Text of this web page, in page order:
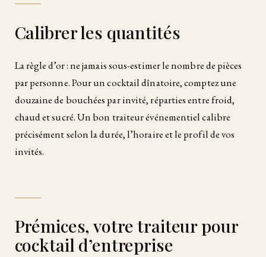
Calibrer les quantités
La règle d’or : ne jamais sous-estimer le nombre de pièces
par personne. Pour un cocktail dînatoire, comptez une
douzaine de bouchées par invité, réparties entre froid,
chaud et sucré. Un bon traiteur événementiel calibre
précisément selon la durée, l’horaire et le profil de vos
invités.
Prémices, votre traiteur pour
cocktail d’entreprise